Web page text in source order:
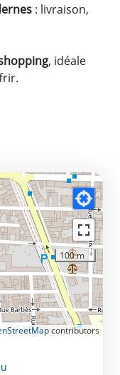
: livraison,
, idéale
100 m
contributors